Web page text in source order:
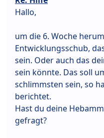
Hallo,
um die 6. Woche
Entwicklungsschub,
sein. Oder auch das
sein könnte. Das soll
schlimmsten sein, so
berichtet.
Hast du deine
gefragt?